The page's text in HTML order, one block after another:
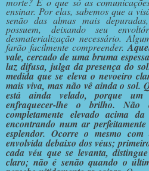
ensinar. Por elas, sabemos que a
senão das almas mais
possuem, deixando seu
desmaterialização necessário.
farão facilmente compreender.
vale, cercado de uma bruma
luz difusa, julga da presença do
medida que se eleva o nevoeiro
mais viva, mas não vê ainda o sol.
está ainda velado, porque
enfraquecer-lhe o brilho. Não
completamente elevado acima
encontrando num ar
esplendor. Ocorre o mesmo
envolvida debaixo dos véus;
cada véu que se levanta,
claro; não é senão quando o